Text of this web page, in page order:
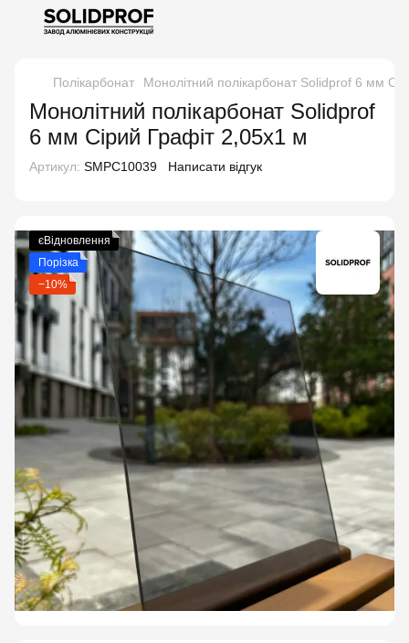
Полікарбонат Монолітний полікарбонат Solidprof 6 мм
Монолітний полікарбонат Solidprof
6 мм Сірий Графіт 2,05x1 м
Артикул: SMPC10039 Написати відгук
єВідновлення
Порізка
−10%